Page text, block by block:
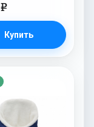
e
Купить